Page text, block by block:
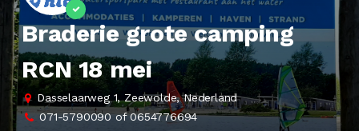
Braderie grote camping
RCN 18 mei
Dasselaarweg 1, Zeewolde, Nederland
071-5790090 of 0654776694